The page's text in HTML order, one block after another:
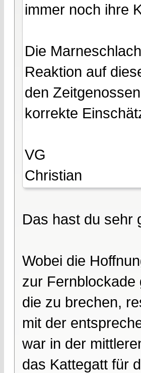
immer noch ihre
Die
Reaktion auf
den
korrekte
VG
Christian
Das hast du sehr
Wobei die
zur Fernblockade
die zu brechen,
mit der
war in der
das Kattegatt für